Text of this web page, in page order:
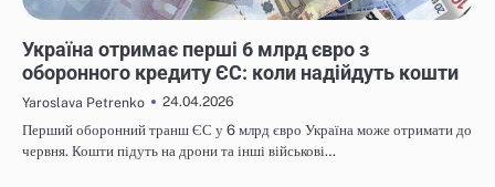
Україна отримає перші 6 млрд євро з
оборонного кредиту ЄС: коли надійдуть кошти
Yaroslava Petrenko
24.04.2026
Перший оборонний транш ЄС у 6 млрд євро Україна може отримати до
червня. Кошти підуть на дрони та інші військові…